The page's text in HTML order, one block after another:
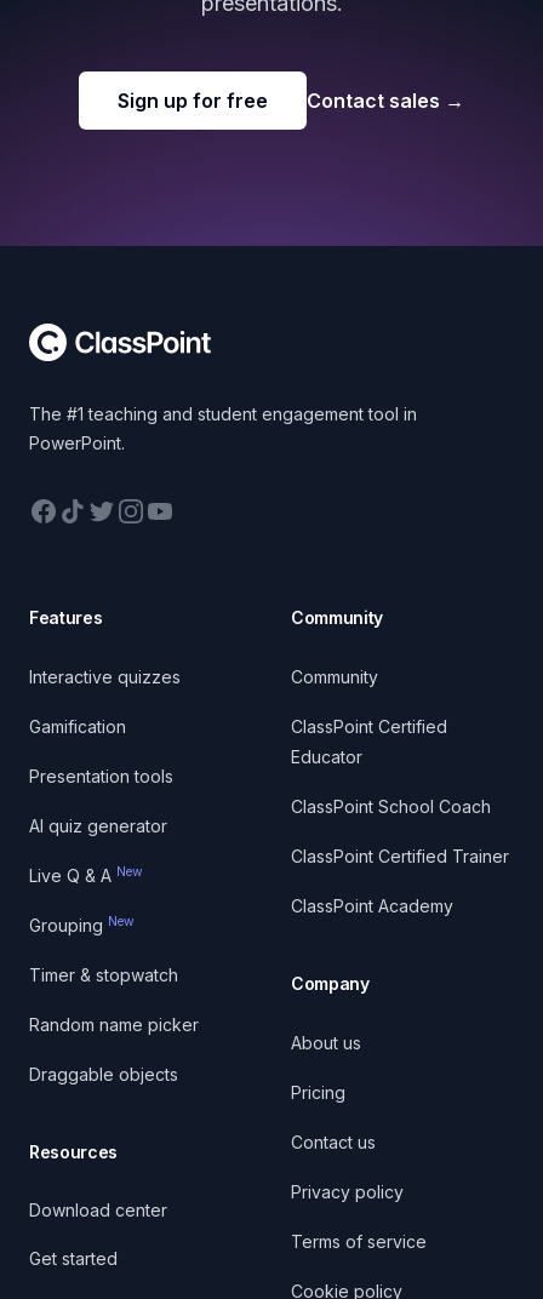
Sign up for free Contact sales →
The #1 teaching and student engagement tool in
PowerPoint.
Facebook
TikTokTwitterInstagram
YouTube
Features
Interactive quizzes
Gamification
Presentation tools
AI quiz generator
Live Q & A New
Grouping New
Timer & stopwatch
Random name picker
Draggable objects
Resources
Download center
Get started
Community
Community
ClassPoint Certified
Educator
ClassPoint School Coach
ClassPoint Certified Trainer
ClassPoint Academy
Company
About us
Pricing
Contact us
Privacy policy
Terms of service
Cookie policy